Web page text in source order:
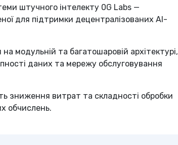
штучного інтелекту 0G Labs —
для підтримки децентралізованих AI-
модульній та багатошаровій архітектурі,
даних та мережу обслуговування
зниження витрат та складності обробки
обчислень.